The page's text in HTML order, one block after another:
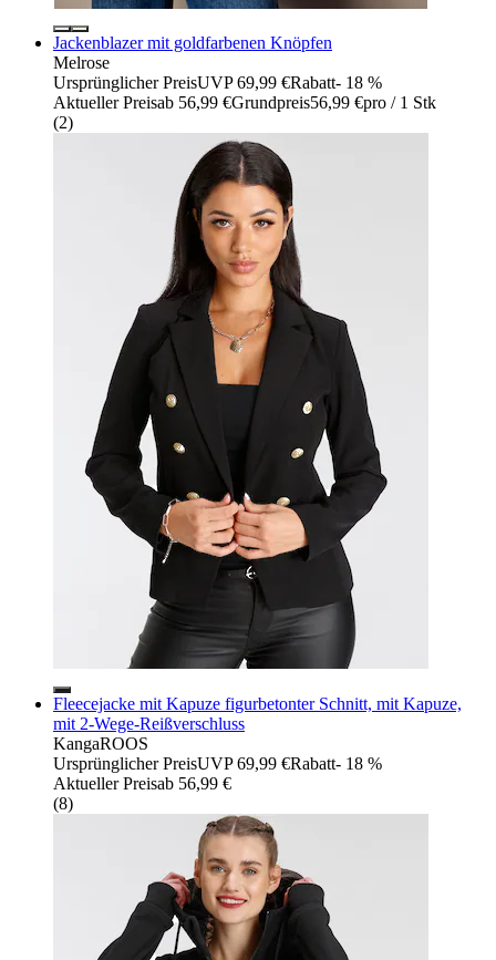
Jackenblazer mit goldfarbenen Knöpfen
Melrose
Ursprünglicher PreisUVP 69,99 €Rabatt- 18 %
Aktueller Preisab 56,99 €Grundpreis56,99 €pro / 1 Stk
(2)
Fleecejacke mit Kapuze figurbetonter Schnitt, mit Kapuze,
mit 2-Wege-Reißverschluss
KangaROOS
Ursprünglicher PreisUVP 69,99 €Rabatt- 18 %
Aktueller Preisab 56,99 €
(8)